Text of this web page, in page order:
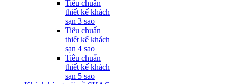
Tiêu chuẩn
thiết kế khách
sạn 3 sao
Tiêu chuẩn
thiết kế khách
sạn 4 sao
Tiêu chuẩn
thiết kế khách
sạn 5 sao